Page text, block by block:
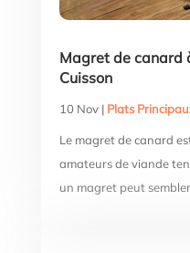
Magret de canard
Cuisson
10 Nov| Plats
Le magret de canard
amateurs de viande
un magret peut